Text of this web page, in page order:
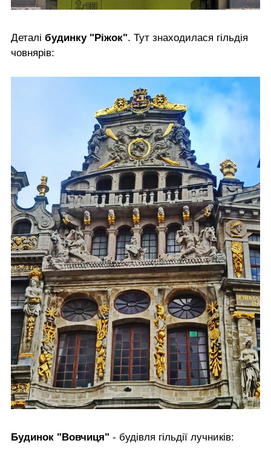
Деталі будинку "Ріжок". Тут знаходилася гільдія
човнярів:
Будинок "Вовчиця" - будівля гільдії лучників: